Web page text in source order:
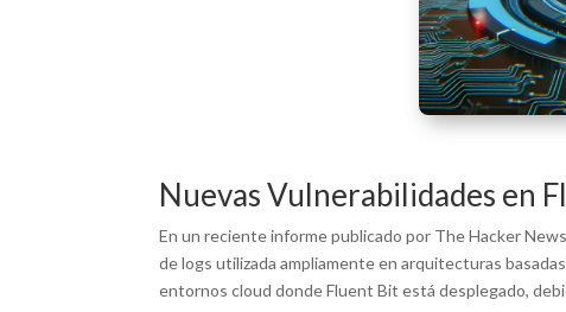
Nuevas Vulnerabilidades en
En un reciente informe publicado por The Hacker
de logs utilizada ampliamente en arquitecturas
entornos cloud donde Fluent Bit está desplegado,